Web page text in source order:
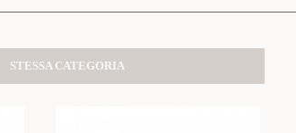
STESSA CATEGORIA